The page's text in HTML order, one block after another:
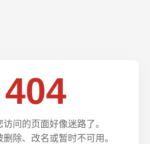
404
访问的页面好像迷路了。
除、改名或暂时不可用。